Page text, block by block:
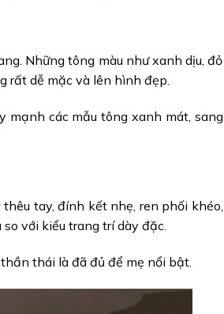
Những tông màu như xanh dịu, đỏ
rất dễ mặc và lên hình đẹp.
mạnh các mẫu tông xanh mát, sang
tay, đính kết nhẹ, ren phối khéo,
với kiểu trang trí dày đặc.
thái là đã đủ để mẹ nổi bật.